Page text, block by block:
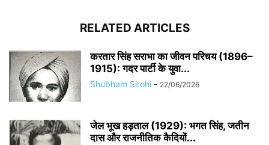
RELATED ARTICLES
करतार सिंह सराभा का जीवन परिचय (1896–
1915): गदर पार्टी के युवा...
Shubham Sirohi - 22/06/2026
जेल भूख हड़ताल (1929): भगत सिंह, जतीन
दास और राजनीतिक कैदियों...